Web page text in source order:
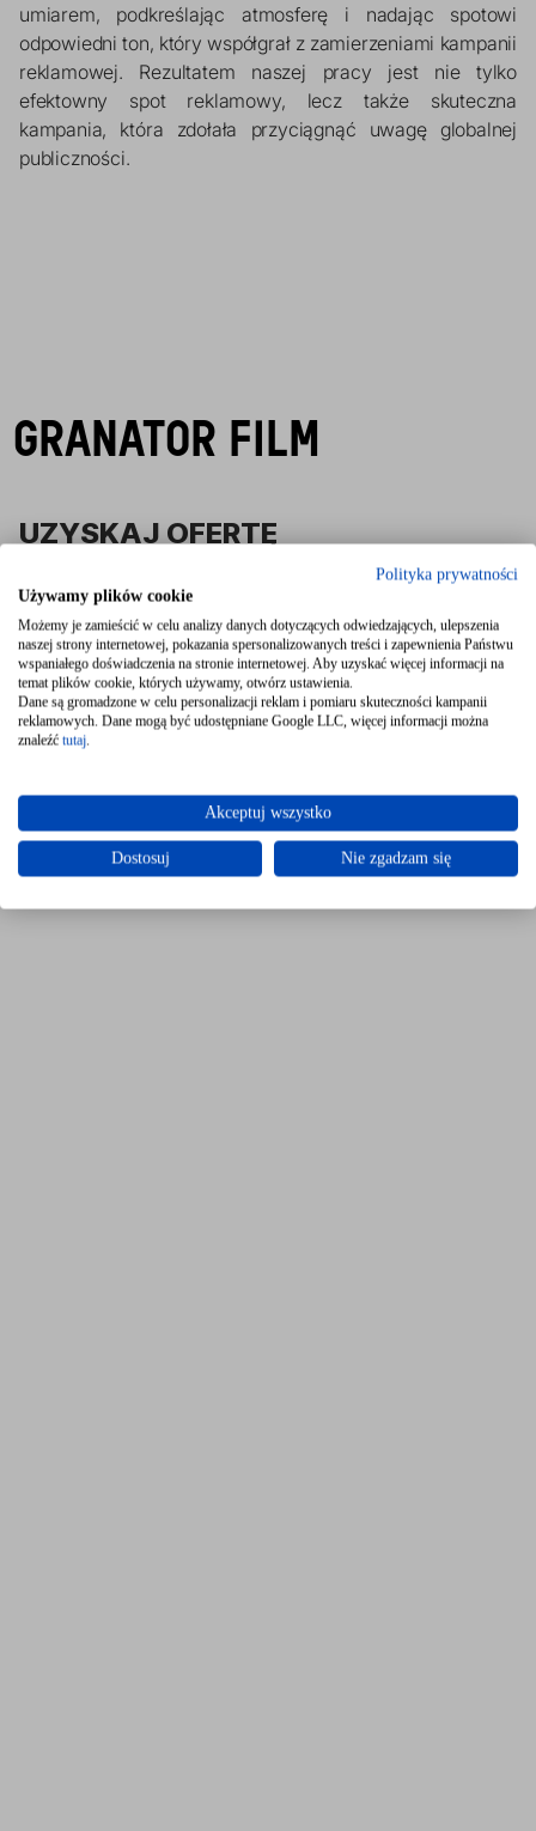
umiarem, podkreślając atmosferę i nadając spotowi
odpowiedni ton, który współgrał z zamierzeniami kampanii
reklamowej. Rezultatem naszej pracy jest nie tylko
efektowny spot reklamowy, lecz także skuteczna
kampania, która zdołała przyciągnąć uwagę globalnej
publiczności.
GRANATOR FILM
UZYSKAJ OFERTĘ
KONTAKT@GRANATOR.COM
ZADZWOŃ
+48 784 344 450
Polityka prywatności
Używamy plików cookie
Możemy je zamieścić w celu analizy danych dotyczących odwiedzających, ulepszenia
naszej strony internetowej, pokazania spersonalizowanych treści i zapewnienia Państwu
wspaniałego doświadczenia na stronie internetowej. Aby uzyskać więcej informacji na
temat plików cookie, których używamy, otwórz ustawienia.
Dane są gromadzone w celu personalizacji reklam i pomiaru skuteczności kampanii
reklamowych. Dane mogą być udostępniane Google LLC, więcej informacji można
znaleźć tutaj.
Akceptuj wszystko
Dostosuj Nie zgadzam się